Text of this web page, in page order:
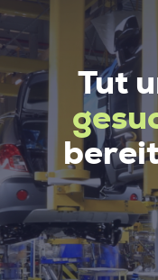
Tut